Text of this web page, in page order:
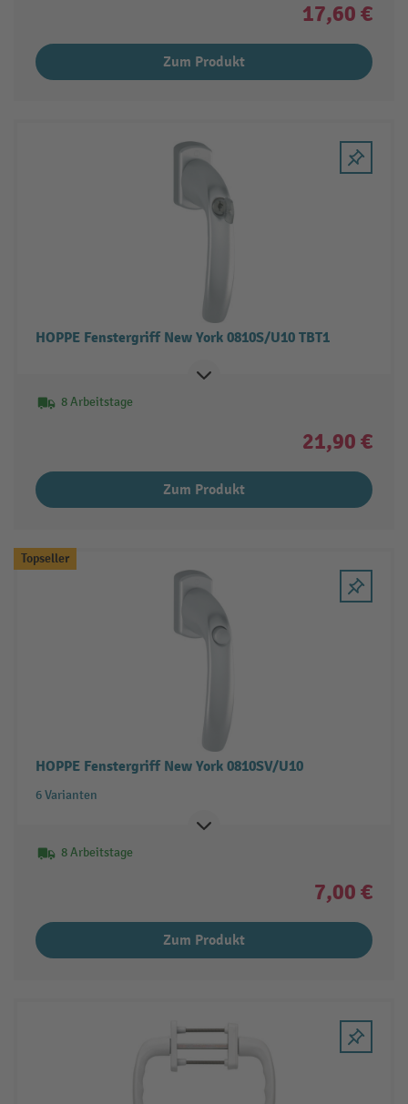
17,60 €
Zum Produkt
HOPPE Fenstergriff New York 0810S/U10 TBT1
8 Arbeitstage
21,90 €
Zum Produkt
Topseller
HOPPE Fenstergriff New York 0810SV/U10
6 Varianten
8 Arbeitstage
7,00 €
Zum Produkt